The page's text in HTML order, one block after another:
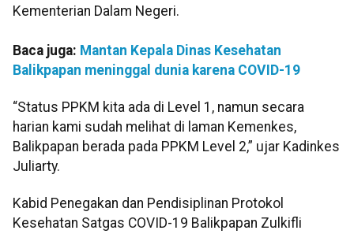
Kementerian Dalam Negeri.
Baca juga: Mantan Kepala Dinas Kesehatan
Balikpapan meninggal dunia karena COVID-19
“Status PPKM kita ada di Level 1, namun secara
harian kami sudah melihat di laman Kemenkes,
Balikpapan berada pada PPKM Level 2,” ujar Kadinkes
Juliarty.
Kabid Penegakan dan Pendisiplinan Protokol
Kesehatan Satgas COVID-19 Balikpapan Zulkifli